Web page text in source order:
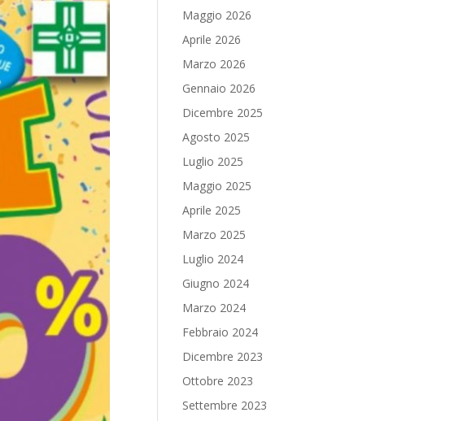
Maggio 2026
Aprile 2026
Marzo 2026
Gennaio 2026
Dicembre 2025
Agosto 2025
Luglio 2025
Maggio 2025
Aprile 2025
Marzo 2025
Luglio 2024
Giugno 2024
Marzo 2024
Febbraio 2024
Dicembre 2023
Ottobre 2023
Settembre 2023